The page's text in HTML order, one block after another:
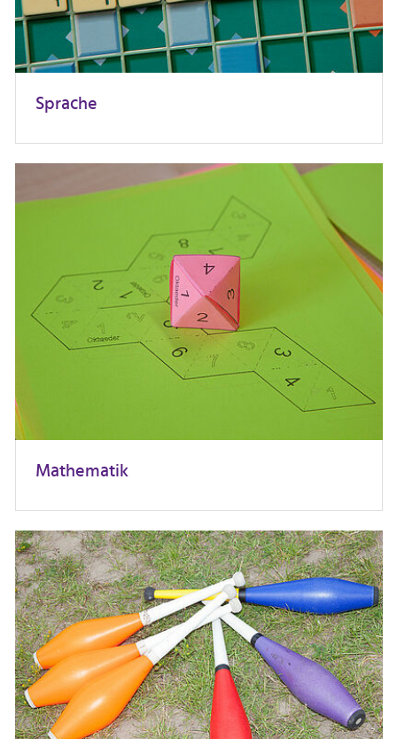
Inhalte
Phonologische Bewusstheit (3 Videos)
Grammatik (1 Video)
Themengebiet Mathematik
Mengen, Zahlen, Operationen (2 Videos)
Themengebiet Sport und Bewegung
(in Bearbeitung)
Sprache
Mathematik